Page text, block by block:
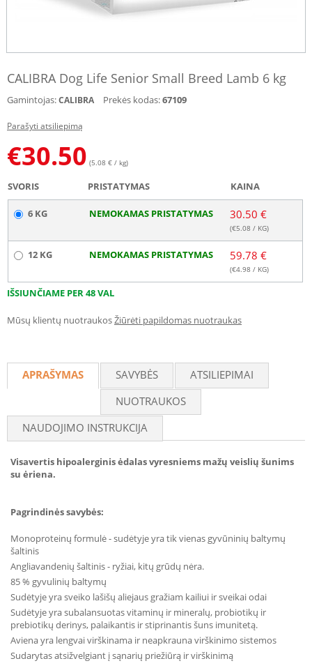
CALIBRA Dog Life Senior Small Breed Lamb 6 kg
Gamintojas:CALIBRA Prekės kodas:67109
Parašyti atsiliepimą
€30.50 (5.08 € / kg)
SVORIS PRISTATYMAS KAINA
6 KG NEMOKAMAS PRISTATYMAS 30.50 €
(€5.08 / KG)
12 KG NEMOKAMAS PRISTATYMAS 59.78 €
(€4.98 / KG)
IŠSIUNČIAME PER 48 VAL
Mūsų klientų nuotraukosŽiūrėti papildomas nuotraukas
APRAŠYMAS SAVYBĖS
ATSILIEPIMAI
NUOTRAUKOS
NAUDOJIMO INSTRUKCIJA
Visavertis hipoalerginis ėdalas vyresniems mažų veislių šunims
su ėriena.
Pagrindinės savybės:
Monoproteinų formulė - sudėtyje yra tik vienas gyvūninių baltymų
šaltinis
Angliavandenių šaltinis - ryžiai, kitų grūdų nėra.
85 % gyvulinių baltymų
Sudėtyje yra sveiko lašišų aliejaus gražiam kailiui ir sveikai odai
Sudėtyje yra subalansuotas vitaminų ir mineralų, probiotikų ir
prebiotikų derinys, palaikantis ir stiprinantis šuns imunitetą.
Aviena yra lengvai virškinama ir neapkrauna virškinimo sistemos
Sudarytas atsižvelgiant į sąnarių priežiūrą ir virškinimą